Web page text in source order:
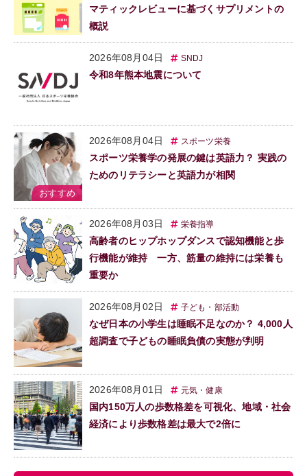
マティックレビューに基づくサプリメントの
概説
2026年08月04日 SNDJ
令和8年熊本地震について
2026年08月04日 スポーツ栄養
スポーツ栄養学の発展の鍵は英語力？ 実践の
ためのリテラシーと英語力が相関
2026年08月03日 栄養指導
高齢者のヒップホップダンスで認知機能と歩
行機能が維持 一方、筋量の維持には栄養も
重要か
2026年08月02日 子ども・部活動
なぜ日本の小学生は睡眠不足なのか？ 4,000人
超調査で子どもの睡眠負債の実態が判明
2026年08月01日 元気・健康
国内150万人の歩数格差を可視化、地域・社会
経済により歩数格差は最大で2倍に